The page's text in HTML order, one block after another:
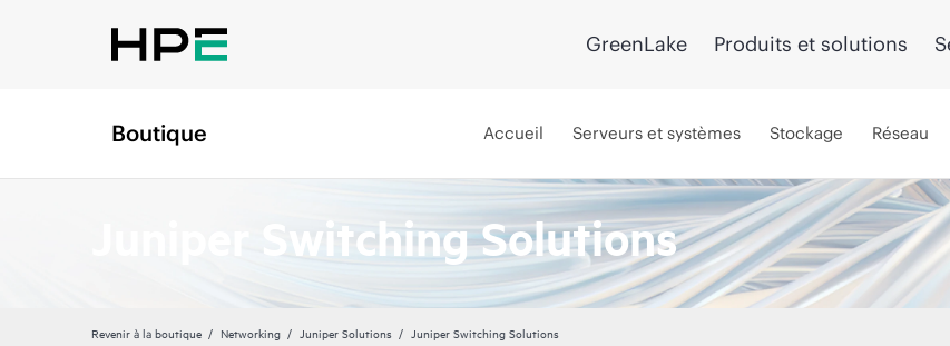
GreenLake Produits et solutions
Boutique Accueil Serveurs et systèmes Stockage Réseau
Juniper Switching Solutions
Revenir à la boutique Networking Juniper Solutions Juniper Switching Solutions